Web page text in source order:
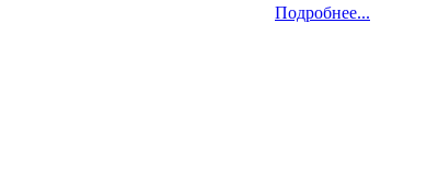
Подробнее...